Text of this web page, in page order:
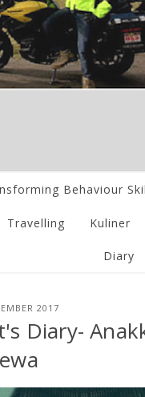
Behaviour
Travelling Kuliner
Diary
2017
Diary-